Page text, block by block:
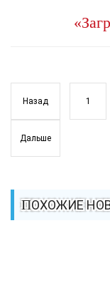
Назад 1
Дальше
ПОХОЖИЕ